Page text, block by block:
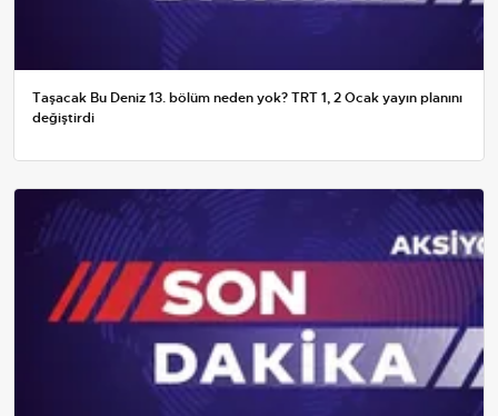
Taşacak Bu Deniz 13. bölüm neden yok? TRT 1, 2 Ocak yayın planını
değiştirdi